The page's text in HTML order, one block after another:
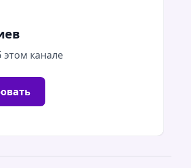
этом канале